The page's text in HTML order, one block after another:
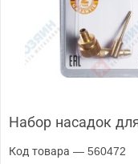
Набор насадок
Код товара — 560472